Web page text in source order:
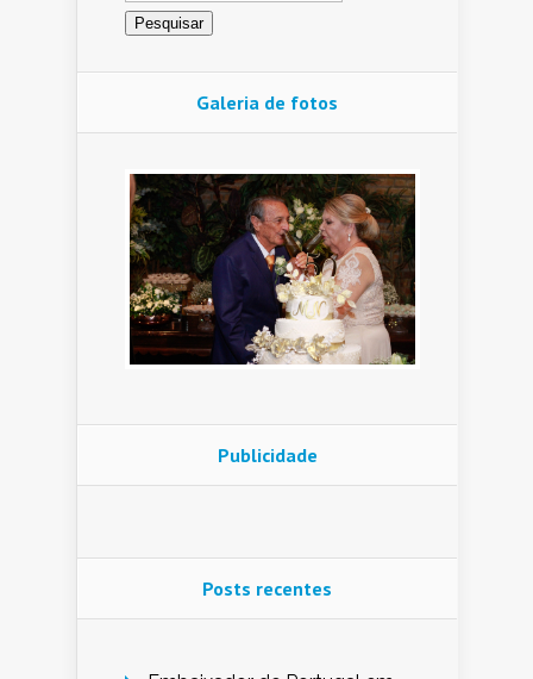
Galeria de fotos
Publicidade
Posts recentes